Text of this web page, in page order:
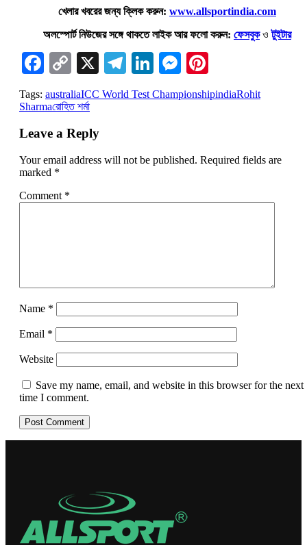
খেলার খবরের জন্য ক্লিক করুন: www.allsportindia.com
অলস্পোর্ট নিউজের সঙ্গে থাকতে লাইক আর ফলো করুন: ফেসবুকওটুইটার
Facebook
Copy
Link
X Telegram
LinkedIn
Messenger
Tags: australiaICC World Test ChampionshipindiaRohit
Sharmaরোহিত শর্মা
Leave a Reply
Your email address will not be published. Required fields are
marked *
Comment *
Name *
Email *
Website
Save my name, email, and website in this browser for the next
time I comment.